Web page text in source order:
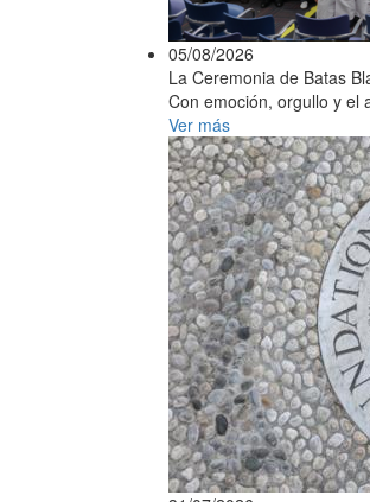
05/08/2026
La Ceremonia de Batas
Con emoción, orgullo y el
Ver más